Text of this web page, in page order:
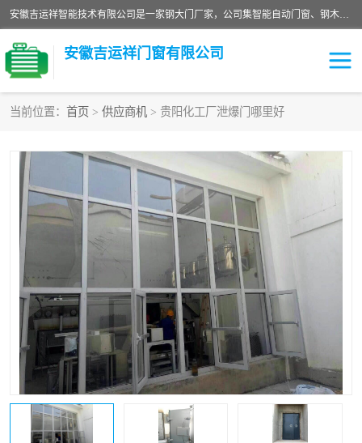
安徽吉运祥智能技术有限公司是一家钢大门厂家，公司集智能自动门窗、钢木门、特种门窗、工业门窗、图集门窗、定制门窗、非标门窗等通道产品的研发设计、制作、安装于一体的综合性、性高新技术企业。
安徽吉运祥门窗有限公司
当前位置： 首页 > 供应商机 > 贵阳化工厂泄爆门哪里好
防撞自由门 变压器室门窗
工业电动折叠门 钢木门
安全逃生门 工业平移门
工业平开门 监狱门及监狱设备
变压器室配电房门 钢大门厂家
防火门 彩钢板门